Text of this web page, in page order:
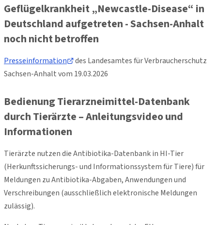
Geflügelkrankheit „Newcastle-Disease“ in
Deutschland aufgetreten - Sachsen-Anhalt
noch nicht betroffen
Presseinformation
des Landesamtes für Verbraucherschutz
Sachsen-Anhalt vom 19.03.2026
Bedienung Tierarzneimittel-Datenbank
durch Tierärzte – Anleitungsvideo und
Informationen
Tierärzte nutzen die Antibiotika-Datenbank in HI-Tier
(Herkunftssicherungs- und Informationssystem für Tiere) für
Meldungen zu Antibiotika-Abgaben, Anwendungen und
Verschreibungen (ausschließlich elektronische Meldungen
zulässig).